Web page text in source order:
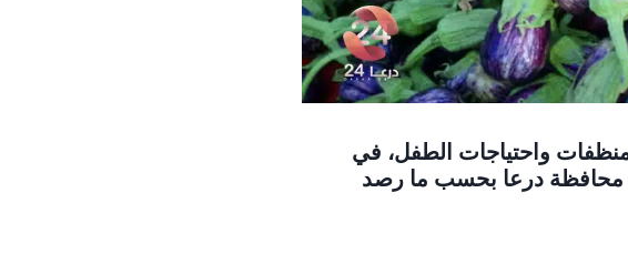
واحتياجات الطفل، في
محافظة درعا بحسب ما رصد